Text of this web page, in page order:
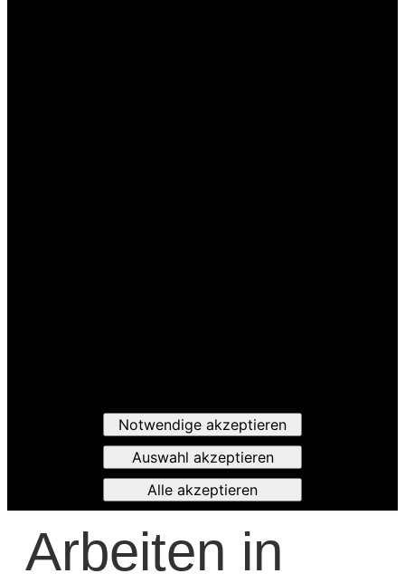
Notwendige akzeptieren
Auswahl akzeptieren
Alle akzeptieren
Arbeiten in